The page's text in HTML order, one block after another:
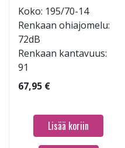
Koko: 195/70-14
Renkaan ohiajomelu:
72dB
Renkaan kantavuus:
91
67,95 €
Lisää koriin